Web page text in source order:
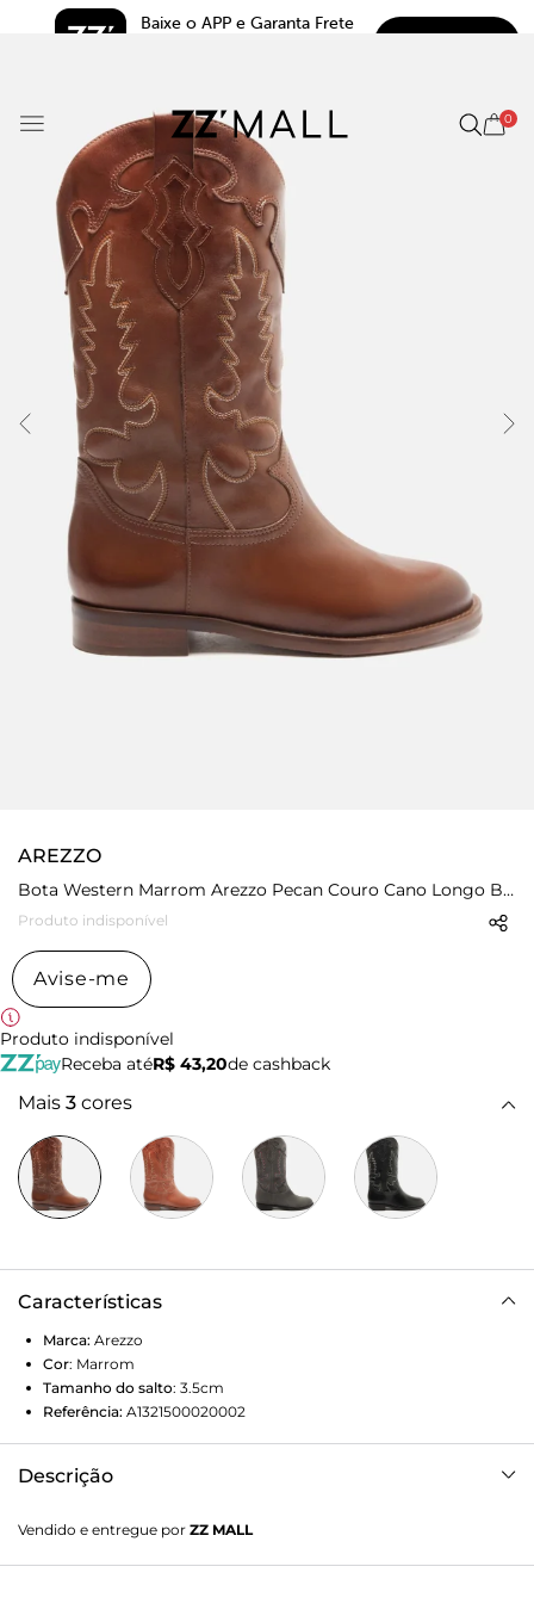
Baixe o APP e Garanta Frete
0
AREZZO
Bota Western Marrom Arezzo Pecan Couro Cano Longo Bordado
Produto indisponível
Avise-me
Produto indisponível
Receba atéR$ 43,20de cashback
Mais 3 cores
Características
Marca: Arezzo
Cor: Marrom
Tamanho do salto: 3.5cm
Referência: A1321500020002
Descrição
baixo bloco e formato arredondado na ponta. Traz bordado
western nas laterais do cano e recortes. Com tiras como
Vendido e entregue por ZZ MALL